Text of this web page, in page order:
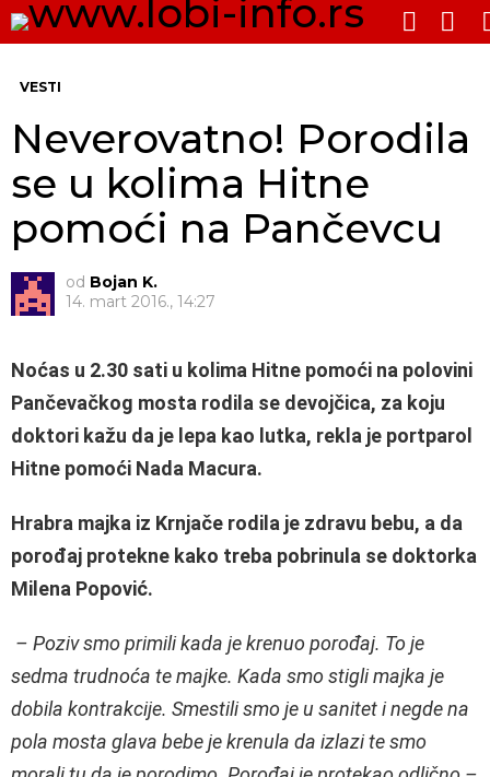
SWITCH
SKIN
VESTI
Neverovatno! Porodila
se u kolima Hitne
pomoći na Pančevcu
od Bojan K.
14. mart 2016., 14:27
Noćas u 2.30 sati u kolima Hitne pomoći na polovini
Pančevačkog mosta rodila se devojčica, za koju
doktori kažu da je lepa kao lutka, rekla je portparol
Hitne pomoći Nada Macura.
Hrabra majka iz Krnjače rodila je zdravu bebu, a da
porođaj protekne kako treba pobrinula se doktorka
Milena Popović.
– Poziv smo primili kada je krenuo porođaj. To je
sedma trudnoća te majke. Kada smo stigli majka je
dobila kontrakcije. Smestili smo je u sanitet i negde na
pola mosta glava bebe je krenula da izlazi te smo